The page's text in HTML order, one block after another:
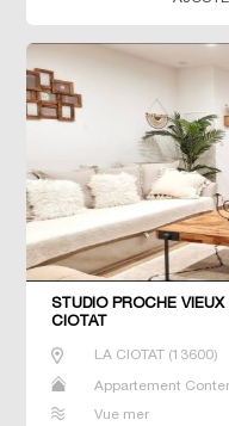
STUDIO PROCHE
CIOTAT
LA CIOTAT(13600)
Appartement
Vue mer